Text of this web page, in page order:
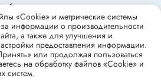
персональных данных
конфиденциальности
«Cookie» и метрические системы
информации о производительности
а также для улучшения и
предоставления информации.
или продолжая пользоваться
на обработку файлов «Cookie» и
систем.